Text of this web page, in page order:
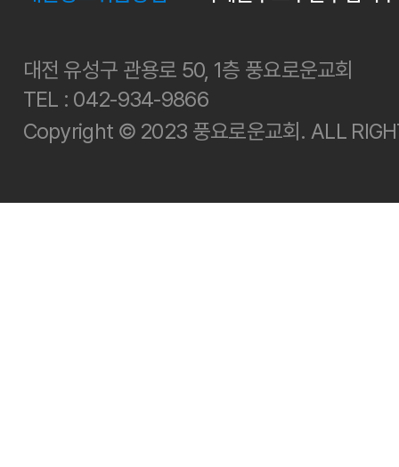
대전 유성구 관용로 50, 1층 풍요로운교회
TEL : 042-934-9866
Copyright © 2023 풍요로운교회. ALL